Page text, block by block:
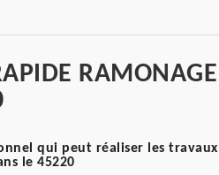
qui peut réaliser les
le 45220